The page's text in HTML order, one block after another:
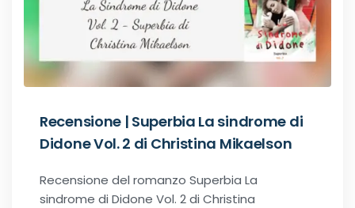
Recensione | Superbia La sindrome di
Didone Vol. 2 di Christina Mikaelson
Recensione del romanzo Superbia La
sindrome di Didone Vol. 2 di Christina